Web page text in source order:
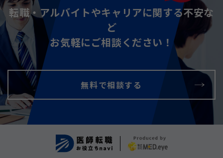
転職・アルバイトやキャリアに関する不安な
ど
お気軽にご相談ください！
無料で相談する